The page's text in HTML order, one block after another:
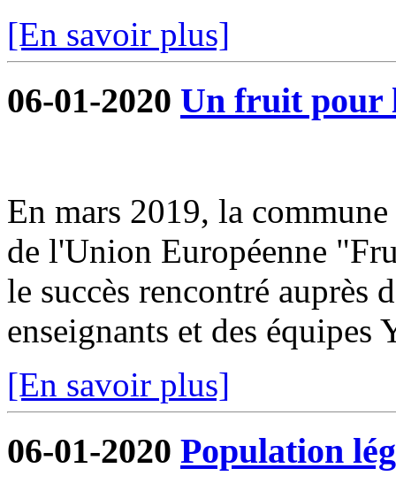
[En savoir plus]
06-01-2020 Un fruit pour
En mars 2019, la
de l'Union Européenne
le succès rencontré auprès
enseignants et des
[En savoir plus]
06-01-2020 Population